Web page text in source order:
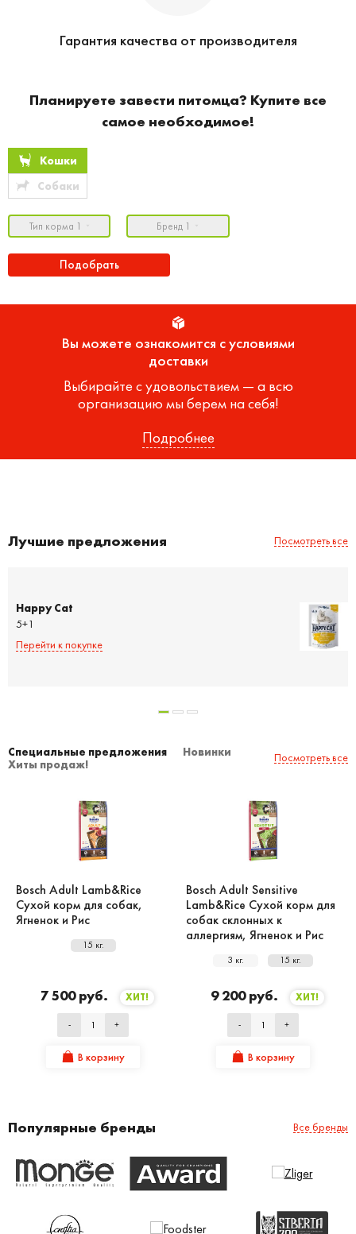
Гарантия качества от производителя
Планируете завести питомца? Купите все
самое необходимое!
Кошки
Собаки
Тип корма 1 Бренд 1
Подобрать
Вы можете ознакомится с условиями
доставки
Выбирайте с удовольствием — а всю
организацию мы берем на себя!
Подробнее
Лучшие предложения Посмотреть все
Happy Cat
5+1
Перейти к покупке
Специальные предложения
Новинки
Хиты продаж!
Посмотреть все
Bosch Adult Lamb&Rice
Сухой корм для собак,
Ягненок и Рис
15 кг.
7 500 руб. ХИТ!
- +
В корзину
Bosch Adult Sensitive
Lamb&Rice Сухой корм для
собак склонных к
аллергиям, Ягненок и Рис
3 кг. 15 кг.
9 200 руб. ХИТ!
- +
В корзину
Популярные бренды Все бренды